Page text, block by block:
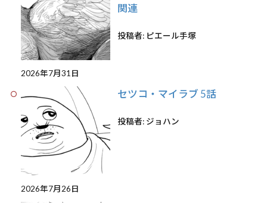
関連
投稿者: ピエール手塚
2026年7月31日
セツコ・マイラブ 5話
投稿者: ジョハン
2026年7月26日